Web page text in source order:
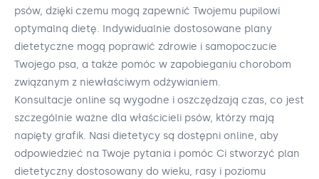
psów, dzięki czemu mogą zapewnić Twojemu pupilowi
optymalną dietę. Indywidualnie dostosowane plany
dietetyczne mogą poprawić zdrowie i samopoczucie
Twojego psa, a także pomóc w zapobieganiu chorobom
związanym z niewłaściwym odżywianiem.
Konsultacje online są wygodne i oszczędzają czas, co jest
szczególnie ważne dla właścicieli psów, którzy mają
napięty grafik. Nasi dietetycy są dostępni online, aby
odpowiedzieć na Twoje pytania i pomóc Ci stworzyć plan
dietetyczny dostosowany do wieku, rasy i poziomu